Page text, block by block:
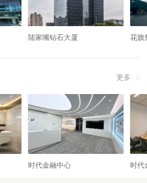
陆家嘴钻石大厦 花旗
更多
时代金融中心 时代